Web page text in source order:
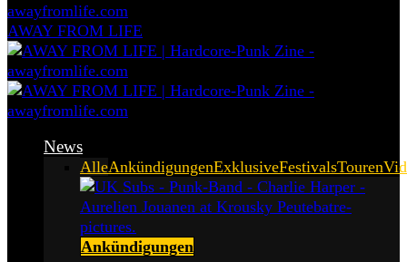
AWAY FROM LIFE
News
AlleAnkündigungenExklusiveFestivalsTouren
Ankündigungen